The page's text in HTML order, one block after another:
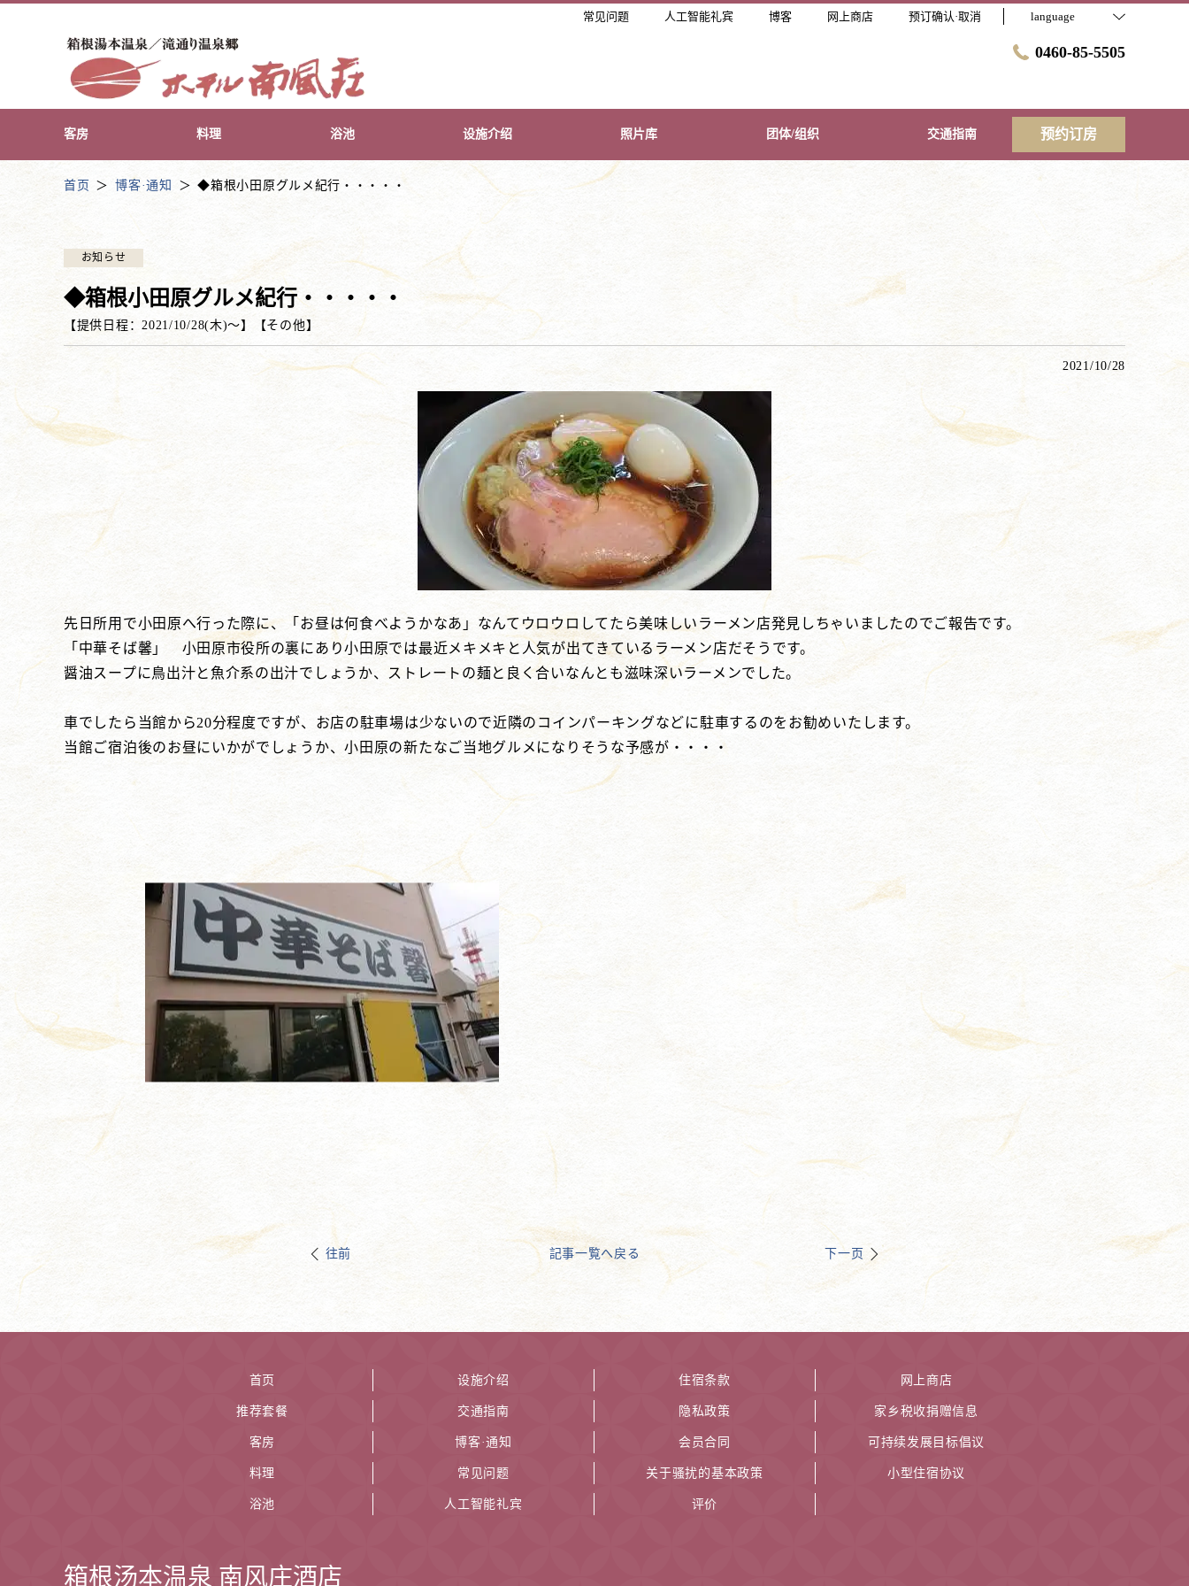
常见问题 人工智能礼宾 博客 网上商店 预订确认·取消 language
0460-85-5505
客房 料理 浴池 设施介绍 照片库 团体/组织 交通指南 预约订房
首页 博客·通知 ◆箱根小田原グルメ紀行・・・・・
お知らせ
◆箱根小田原グルメ紀行・・・・・
【提供日程：2021/10/28(木)〜】 【その他】
2021/10/28
先日所用で小田原へ行った際に、「お昼は何食べようかなあ」なんてウロウロしてたら美味しいラーメン店発見しちゃいましたのでご報告です。
「中華そば馨」 小田原市役所の裏にあり小田原では最近メキメキと人気が出てきているラーメン店だそうです。
醤油スープに鳥出汁と魚介系の出汁でしょうか、ストレートの麺と良く合いなんとも滋味深いラーメンでした。
車でしたら当館から20分程度ですが、お店の駐車場は少ないので近隣のコインパーキングなどに駐車するのをお勧めいたします。
当館ご宿泊後のお昼にいかがでしょうか、小田原の新たなご当地グルメになりそうな予感が・・・・
往前 記事一覧へ戻る 下一页
首页
推荐套餐
客房
料理
浴池
设施介绍
交通指南
博客·通知
常见问题
人工智能礼宾
住宿条款
隐私政策
会员合同
关于骚扰的基本政策
评价
网上商店
家乡税收捐赠信息
可持续发展目标倡议
小型住宿协议
箱根汤本温泉 南风庄酒店